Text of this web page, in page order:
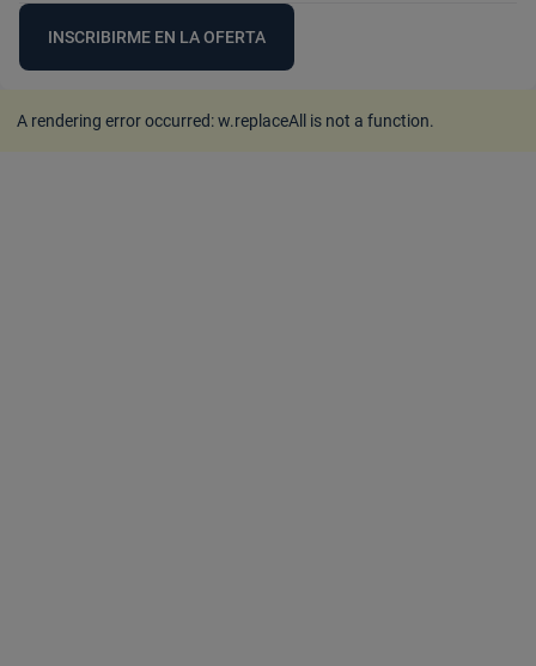
INSCRIBIRME EN LA OFERTA
A rendering error occurred:w.replaceAll is not a function.